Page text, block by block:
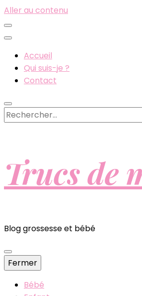
Aller au contenu
Accueil
Qui suis-je ?
Contact
Rechercher :
Trucs de
Blog grossesse et bébé
Fermer
Bébé